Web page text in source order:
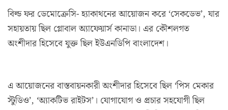
বিল্ড ফর ডেমোক্রেসি- হ্যাকাথনের আয়োজন করে ‘সেকডেভ’, যার
সহায়তায় ছিল গ্লোবাল অ্যাফেয়ার্স কানাডা। এর কৌশলগত
অংশীদার হিসেবে যুক্ত ছিল ইউএনডিপি বাংলাদেশ।
এ আয়োজনের বাস্তবায়নকারী অংশীদার হিসেবে ছিল ‘পিস মেকার
স্টুডিও’, ‘অ্যাকটিভ রাইটস’। যোগাযোগ ও প্রচার সহযোগী ছিল